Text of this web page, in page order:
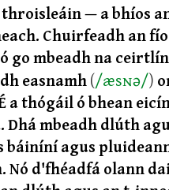
— a bhíos
Chuirfeadh an
go mbeadh na
easnamh(/æsɴə/)
a thógáil ó bhean
Dhá mbeadh dlúth
agus
Nó d'fhéadfá olann